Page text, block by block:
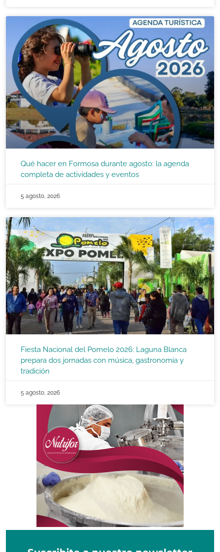
Qué hacer en Formosa durante agosto: la agenda
completa de actividades y eventos
5 agosto, 2026
Fiesta Nacional del Pomelo 2026: Laguna Blanca
prepara dos jornadas con música, gastronomía y
tradición
5 agosto, 2026